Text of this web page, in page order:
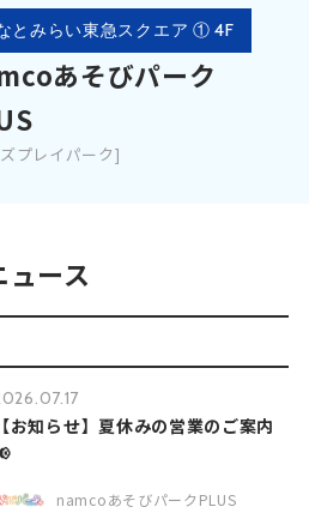
とみらい東急スクエア ① 4F
あそびパーク
プレイパーク]
ース
【お知らせ】夏休みの営業のご案内
namcoあそびパークPLUS